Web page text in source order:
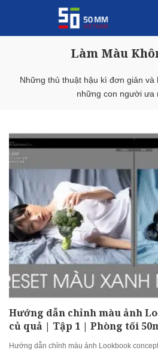
Làm Màu
Những thủ thuật hậu kì đơn giản
những con người ưa
Hướng dẫn chỉnh màu ảnh
củ quả | Tập 1 | Phòng tối
Hướng dẫn chỉnh màu ảnh Lookbook